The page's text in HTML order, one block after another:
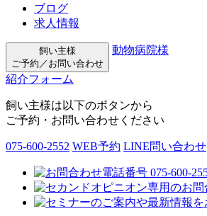
ブログ
求人情報
飼い主様
ご予約／お問い合わせ
動物病院様
紹介フォーム
飼い主様は以下のボタンから
ご予約・お問い合わせください
075-600-2552 WEB予約 LINE問い合わせ